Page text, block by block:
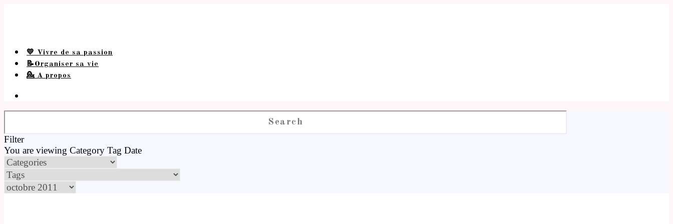
💛 Vivre de sa passion
📝Organiser sa vie
💁 A propos
Filter
You are viewing Category Tag Date